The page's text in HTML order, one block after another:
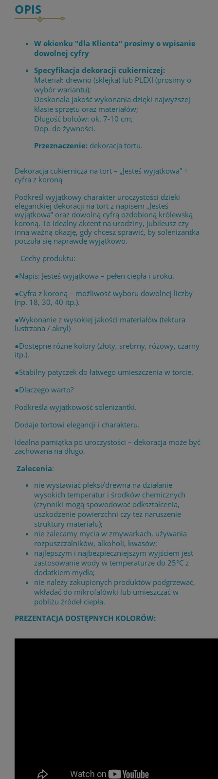
OPIS
W okienku "dla Klienta" prosimy o wpisanie
dowolnej cyfry
Specyfikacja dekoracji cukierniczej:
Materiał: drewno (sklejka) lub PLEXI (prosimy o
wybór wariantu);
Doskonała jakość wykonania dzięki najwyższej
klasie sprzętu oraz materiałów;
Długość bolców: ok. 7-10 cm;
Dop. do żywności.
Przeznaczenie: dekoracja tortu.
Dekoracja cukiernicza na tort – „Jesteś wyjątkowa” +
cyfra z koroną
Podkreśl wyjątkowy charakter uroczystości dzięki
eleganckiej dekoracji na tort z napisem „Jesteś
wyjątkowa” oraz dowolną cyfrą ozdobioną królewską
koroną. To idealny akcent na urodziny, jubileusz czy
inną ważną okazję, gdy chcesz sprawić, by solenizantka
poczuła się naprawdę wyjątkowo.
Cechy produktu:
●Napis: Jesteś wyjątkowa – pełen ciepła i uroku.
●Cyfra z koroną – możliwość wyboru dowolnej liczby
(np. 18, 30, 40 itp.).
●Wykonanie z wysokiej jakości materiałów (tektura
lustrzana / akryl)
●Dostępne różne kolory (złoty, srebrny, różowy, czarny
itp.).
●Stabilny patyczek do łatwego umieszczenia w torcie.
●Dlaczego warto?
Podkreśla wyjątkowość solenizantki.
Dodaje tortowi elegancji i charakteru.
Idealna pamiątka po uroczystości – dekoracja może być
zachowana na długo.
Zalecenia:
nie wystawiać pleksi/drewna na działanie
wysokich temperatur i środków chemicznych
(czynniki mogą spowodować odkształcenia,
uszkodzenie powierzchni czy też naruszenie
struktury materiału);
nie zalecamy mycia w zmywarkach, używania
rozpuszczalników, alkoholi, kwasów;
najlepszym i najbezpieczniejszym wyjściem jest
zastosowanie wody w temperaturze do 25°C z
dodatkiem mydła;
nie należy zakupionych produktów podgrzewać,
wkładać do mikrofalówki lub umieszczać w
pobliżu źródeł ciepła.
PREZENTACJA DOSTĘPNYCH KOLORÓW: